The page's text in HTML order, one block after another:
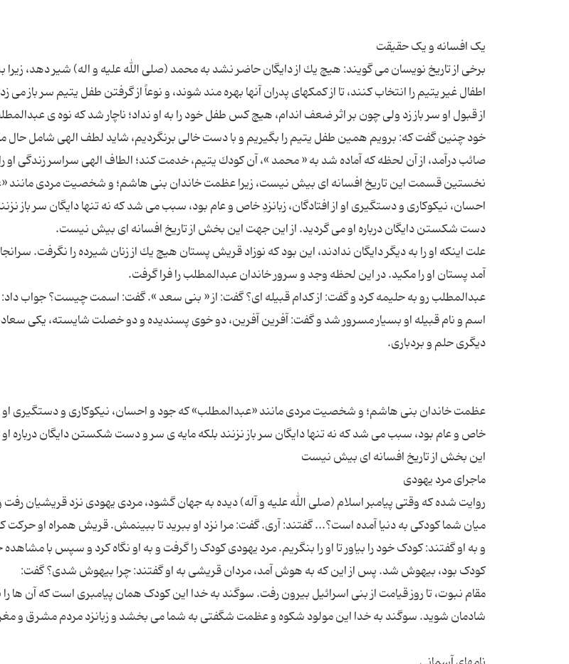
برخی از تاریخ نویسان می گویند: هیچ یك از دایگان حاضر نشد به محمد (صلی الله علیه و اله) شیر دهد، زیرا
اطفال غیر یتیم را انتخاب كنند، تا از كمكهای پدران آنها بهره مند شوند، و نوعاً از گرفتن طفل یتیم سر باز می
از قبول او سر باز زد ولی چون بر اثر ضعف اندام، هیچ كس طفل خود را به او نداد؛ ناچار شد كه نوه ی
خود چنین گفت كه: برویم همین طفل یتیم را بگیریم و با دست خالی برنگردیم، شاید لطف الهی شامل حال
نخستین قسمت این تاریخ افسانه ای بیش نیست، زیرا عظمت خاندان بنی هاشم؛ و شخصیت مردی مانند
احسان، نیكوكاری و دستگیری او از افتادگان، زبانزدِ خاص و عام بود، سبب می شد كه نه تنها دایگان سر باز
علت اینكه او را به دیگر دایگان ندادند، این بود كه نوزاد قریش پستان هیچ یك از زنان شیرده را نگرفت.
عبدالمطلب رو به حلیمه كرد و گفت: از كدام قبیله ای؟ گفت: از « بنی سعد ». گفت: اسمت چیست؟ جواب
اسم و نام قبیله او بسیار مسرور شد و گفت: آفرین آفرین، دو خوی پسندیده و دو خصلت شایسته، یكی
عظمت خاندان بنی هاشم؛ و شخصیت مردی مانند «عبدالمطلب» كه جود و احسان، نیكوكاری و دستگیری او از
خاص و عام بود، سبب می شد كه نه تنها دایگان سر باز نزنند بلكه مایه ی سر و دست شكستن دایگان درباره
روایت شده که وقتی پیامبر اسلام (صلی الله علیه و آله) دیده به جهان گشود، مردی یهودی نزد قریشیان
میان شما کودکی به دنیا آمده است؟... گفتند: آری. گفت: مرا نزد او ببرید تا ببینمش. قریش همراه او حرکت
و به او گفتند: کودک خود را بیاور تا او را بنگریم. مرد یهودی کودک را گرفت و به او نگاه کرد و سپس با
مقام نبوت، تا روز قیامت از بنی اسرائیل بیرون رفت. سوگند به خدا این کودک همان پیامبری است که آن ها